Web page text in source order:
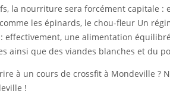
la nourriture sera forcément capitale :
les épinards, le chou-fleur Un
effectivement, une alimentation
ainsi que des viandes blanches et du
à un cours de crossfit à Mondeville ?
!